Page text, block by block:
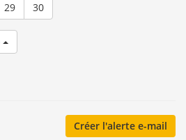
29 30
Créer l'alerte e-mail